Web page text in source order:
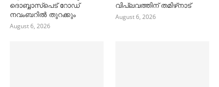
ദൊബ്ബാസ്പെട് റോഡ്
നവംബറില്‍ തുറക്കും
August 6, 2026
വിപ്ലവത്തിന് തമിഴ്‌നാട്
August 6, 2026